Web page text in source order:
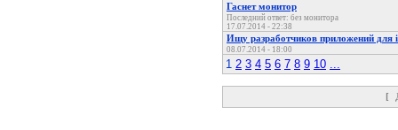
Гаснет монитор
Последний ответ: без монитора
17.07.2014 - 22:38
Ищу разработчиков приложений для
08.07.2014 - 18:00
1 2 3 4 5 6 7 8 9 10
[